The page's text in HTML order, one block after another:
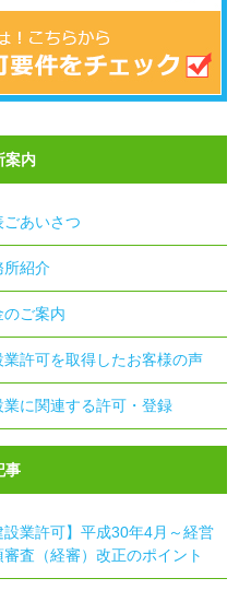
案内
ごあいさつ
所紹介
のご案内
業許可を取得したお客様の声
業に関連する許可・登録
事
設業許可】平成30年4月～経営
審査（経審）改正のポイント